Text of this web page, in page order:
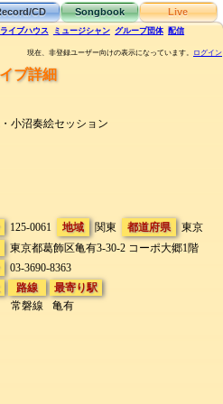
CD Songbook Live
ライブハウス ミュージシャン グループ団体 配信
現在、非登録ユーザー向けの表示になっています。 ログイン
ブ詳細
小沼奏絵セッション
125-0061 地域 関東 都道府県
東京
東京都葛飾区亀有3-30-2 コーポ大郷1階
03-3690-8363
路線
常磐線
最寄り駅
亀有